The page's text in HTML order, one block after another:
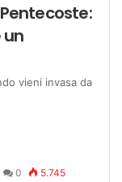
un
vieni invasa da
0 5.745